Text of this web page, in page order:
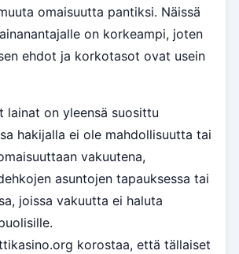
omaisuutta pantiksi. Näissä
on korkeampi, joten
ehdot ja korkotasot ovat usein
lainat on yleensä suosittu
hakijalla ei ole mahdollisuutta tai
vakuutena,
asuntojen tapauksessa tai
joissa vakuutta ei haluta
korostaa, että tällaiset